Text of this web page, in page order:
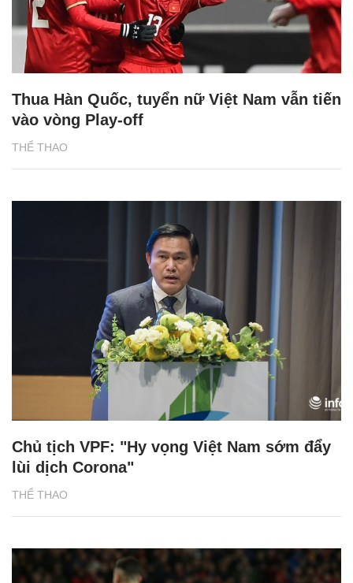
THỂ THAO
Thua Hàn Quốc, tuyển nữ Việt Nam vẫn tiến
vào vòng Play-off
THỂ THAO
Chủ tịch VPF: "Hy vọng Việt Nam sớm đẩy
lùi dịch Corona"